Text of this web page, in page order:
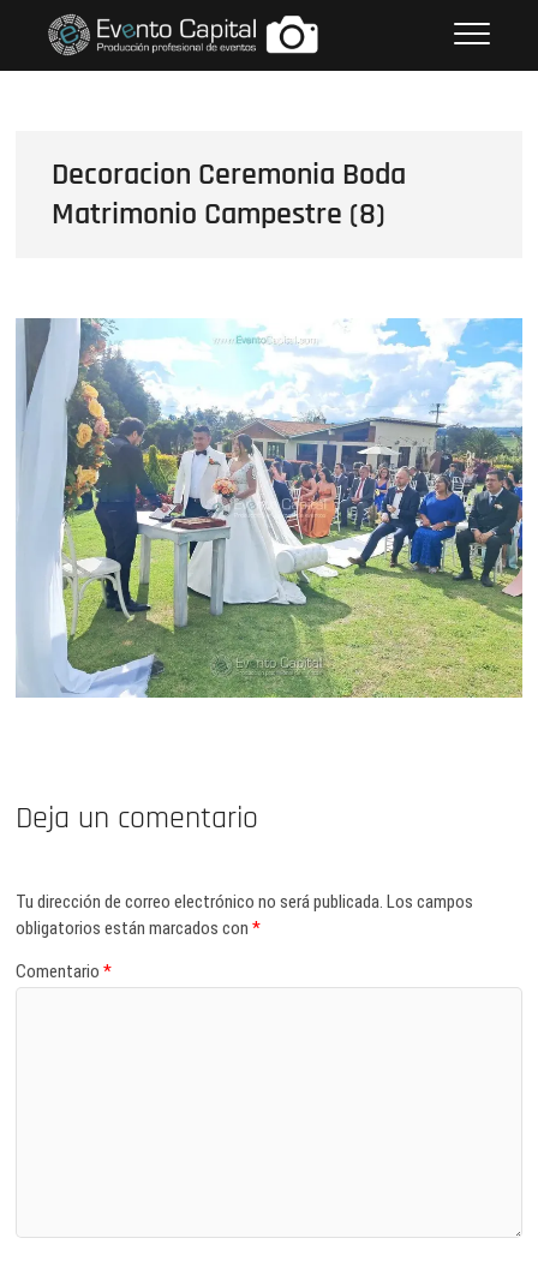
contenido
FOTOS GRUPO EMPRESARIAL
Decoracion Ceremonia Boda
Matrimonio Campestre (8)
Deja un comentario
Tu dirección de correo electrónico no será publicada. Los campos
obligatorios están marcados con*
Comentario*